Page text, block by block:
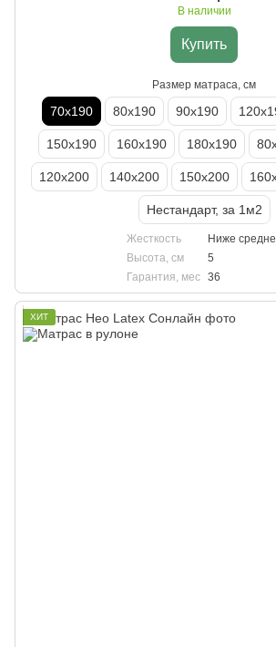
В наличии
Купить
Размер матраса, см
70х190 80х190 90х190
150х190 160х190 180х190
120х200 140х200 150х200
Нестандарт, за 1м2
Жесткость
Ниже
Высота, см
5
Гарантия, мес
36
ХИТ